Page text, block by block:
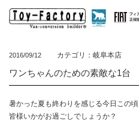
2016/09/12 カテゴリ：岐阜本店
ワンちゃんのための素敵な1台
暑かった夏も終わりを感じる今日この頃
皆様いかがお過ごしでしょうか？